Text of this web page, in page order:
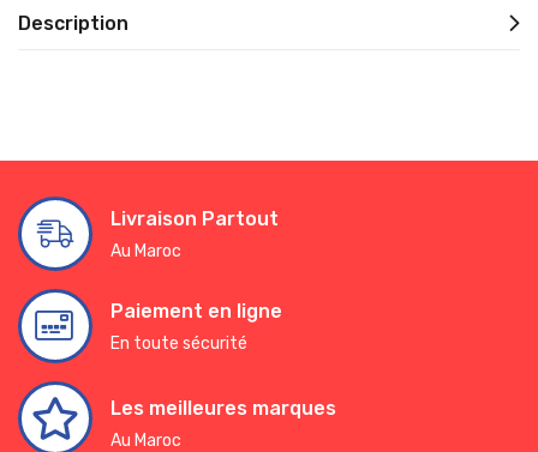
Description
Livraison Partout
Au Maroc
Paiement en ligne
En toute sécurité
Les meilleures marques
Au Maroc